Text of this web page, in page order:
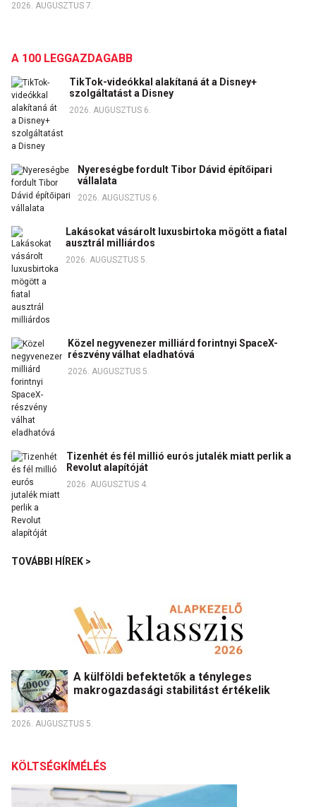
2026. AUGUSZTUS 7.
A 100 LEGGAZDAGABB
TikTok-videókkal alakítaná át a Disney+
szolgáltatást a Disney
2026. AUGUSZTUS 6.
Nyereségbe fordult Tibor Dávid építőipari
vállalata
2026. AUGUSZTUS 6.
Lakásokat vásárolt luxusbirtoka mögött a fiatal
ausztrál milliárdos
2026. AUGUSZTUS 5.
Közel negyvenezer milliárd forintnyi SpaceX-
részvény válhat eladhatóvá
2026. AUGUSZTUS 5.
Tizenhét és fél millió eurós jutalék miatt perlik a
Revolut alapítóját
2026. AUGUSZTUS 4.
TOVÁBBI HÍREK >
A külföldi befektetők a tényleges
makrogazdasági stabilitást értékelik
2026. AUGUSZTUS 5.
KÖLTSÉGKÍMÉLÉS